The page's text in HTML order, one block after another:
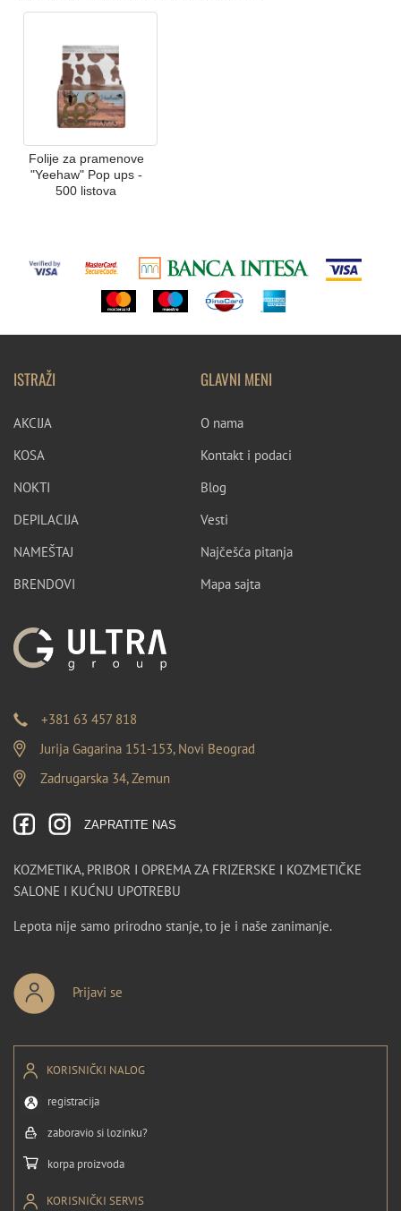
Folije za pramenove
"Yeehaw" Pop ups -
500 listova
ISTRAŽI
AKCIJA
KOSA
NOKTI
DEPILACIJA
NAMEŠTAJ
BRENDOVI
GLAVNI MENI
O nama
Kontakt i podaci
Blog
Vesti
Najčešća pitanja
Mapa sajta
+381 63 457 818
Jurija Gagarina 151-153, Novi Beograd
Zadrugarska 34, Zemun
ZAPRATITE NAS
KOZMETIKA, PRIBOR I OPREMA ZA FRIZERSKE I KOZMETIČKE
SALONE I KUĆNU UPOTREBU
Lepota nije samo prirodno stanje, to je i naše zanimanje.
Prijavi se
KORISNIČKI NALOG
registracija
zaboravio si lozinku?
korpa proizvoda
KORISNIČKI SERVIS